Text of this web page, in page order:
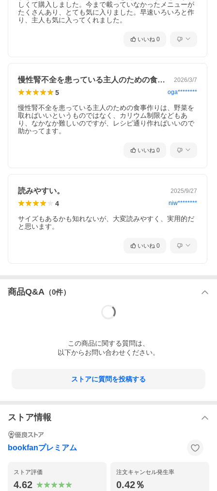
しくて購入しました。今まで載っていなかったメニューが
たくさんあり、とても気に入りました。早速いろいろと作
り、主人も気に入ってくれました。
いいね 0
慢性腎不全を患っている主人のための食事… 2026/3/7
5 oga********
慢性腎不全を患っている主人のための食事作りは、野菜を
取ればいいというものではなく、カリウム制限などもあ
り、なかなか難しいのですが、レシピ通り作ればいいので
助かってます。
いいね 0
読みやすい。 2025/9/27
4 niw********
サイズもあるかも知れないが、大変読みやすく、実用的だ
と思います。
いいね 0
商品Q&A （0件）
この商品に関する質問は、
以下からお問い合わせください。
ストアに質問を投稿する
ストア情報
bookfanプレミアム
ストア評価
4.62
注文キャンセル発生率
0.42％